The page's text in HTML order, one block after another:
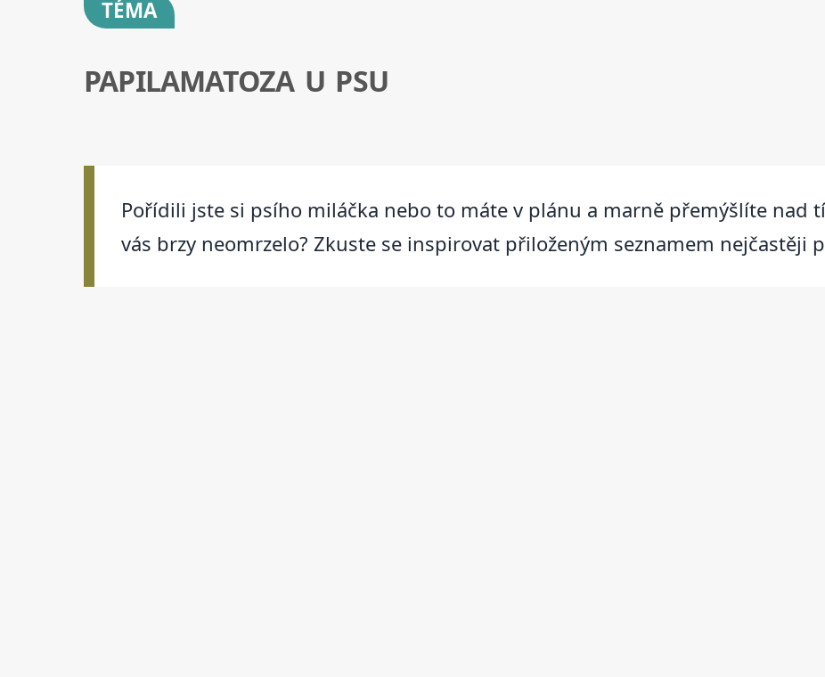
TÉMA
PAPILAMATOZA U PSU
Pořídili jste si psího miláčka nebo to máte v plánu a marně přemýšlíte nad
vás brzy neomrzelo? Zkuste se inspirovat přiloženým seznamem nejčastěji